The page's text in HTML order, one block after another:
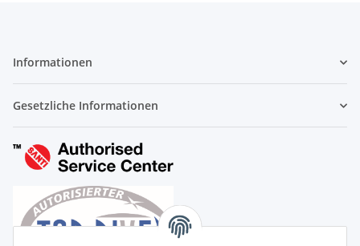
Informationen
Gesetzliche Informationen